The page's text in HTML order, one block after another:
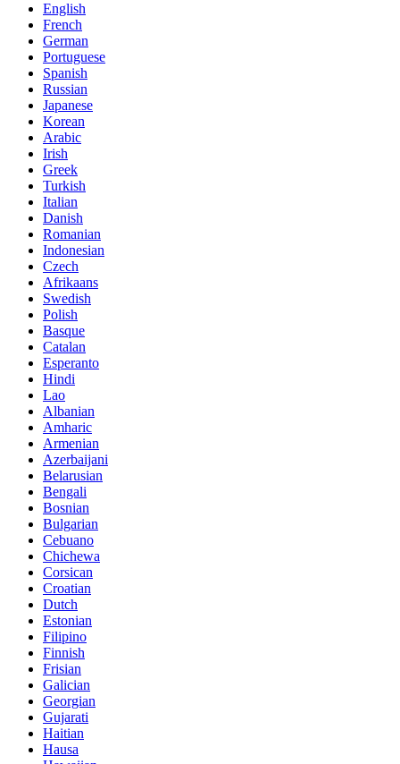
English
French
German
Portuguese
Spanish
Russian
Japanese
Korean
Arabic
Irish
Greek
Turkish
Italian
Danish
Romanian
Indonesian
Czech
Afrikaans
Swedish
Polish
Basque
Catalan
Esperanto
Hindi
Lao
Albanian
Amharic
Armenian
Azerbaijani
Belarusian
Bengali
Bosnian
Bulgarian
Cebuano
Chichewa
Corsican
Croatian
Dutch
Estonian
Filipino
Finnish
Frisian
Galician
Georgian
Gujarati
Haitian
Hausa